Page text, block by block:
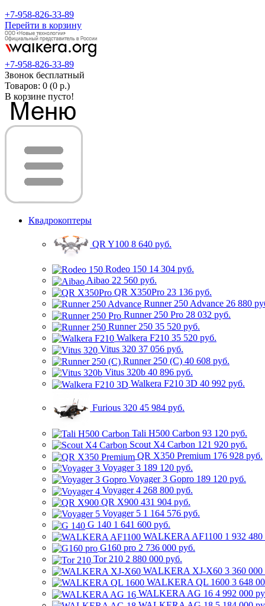
+7-958-826-33-89
Перейти в корзину
+7-958-826-33-89
Звонок бесплатный
Товаров: 0 (0 р.)
В корзине пусто!
Квадрокоптеры
QR Y100 8 640 руб.
Rodeo 150 14 304 руб.
Aibao 22 560 руб.
QR X350Pro 23 136 руб.
Runner 250 Advance 26 880
Runner 250 Pro 28 032 руб.
Runner 250 35 520 руб.
Walkera F210 35 520 руб.
Vitus 320 37 056 руб.
Runner 250 (C) 40 608 руб.
Vitus 320b 40 896 руб.
Walkera F210 3D 40 992 руб.
Furious 320 45 984 руб.
Tali H500 Carbon 93 120 руб.
Scout X4 Carbon 121 920 руб.
QR X350 Premium 176 928 руб.
Voyager 3 189 120 руб.
Voyager 3 Gopro 189 120 руб.
Voyager 4 268 800 руб.
QR X900 431 904 руб.
Voyager 5 1 164 576 руб.
G 140 1 641 600 руб.
WALKERA AF1100 1 932 480
G160 pro 2 736 000 руб.
Tor 210 2 880 000 руб.
WALKERA XJ-X60 3 360 000
WALKERA QL 1600 3 648
WALKERA AG 16 4 992 000